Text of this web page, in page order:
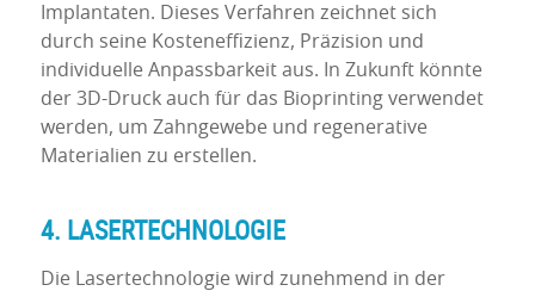
Implantaten. Dieses Verfahren zeichnet sich
durch seine Kosteneffizienz, Präzision und
individuelle Anpassbarkeit aus. In Zukunft könnte
der 3D-Druck auch für das Bioprinting verwendet
werden, um Zahngewebe und regenerative
Materialien zu erstellen.
4. LASERTECHNOLOGIE
Die Lasertechnologie wird zunehmend in der